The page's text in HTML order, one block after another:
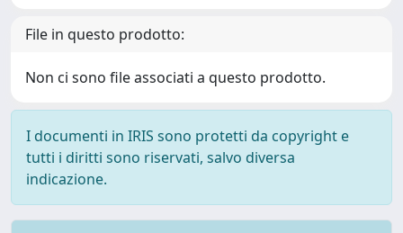
File in questo prodotto:
Non ci sono file associati a questo prodotto.
I documenti in IRIS sono protetti da copyright e
tutti i diritti sono riservati, salvo diversa
indicazione.